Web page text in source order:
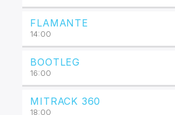
FLAMANTE
14:00
BOOTLEG
16:00
MITRACK 360
18:00